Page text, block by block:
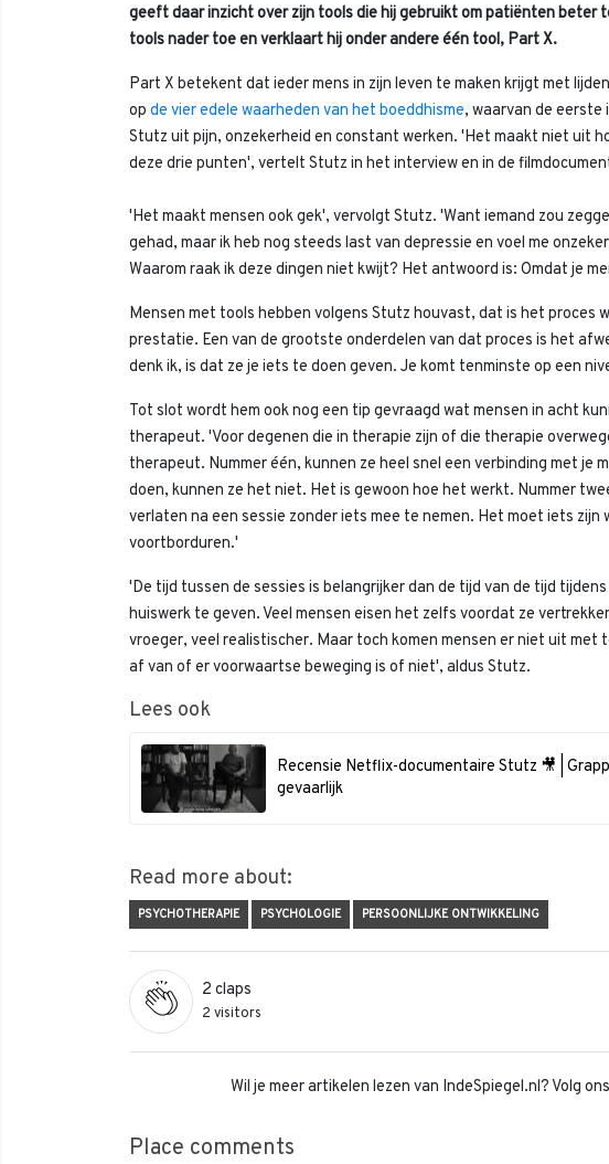
geeft daar inzicht over zijn tools die hij gebruikt om patiënten beter
tools nader toe en verklaart hij onder andere één tool, Part X.
Part X betekent dat ieder mens in zijn leven te maken krijgt met
op de vier edele waarheden van het boeddhisme, waarvan de
Stutz uit pijn, onzekerheid en constant werken. 'Het maakt niet uit
deze drie punten', vertelt Stutz in het interview en in de
'Het maakt mensen ook gek', vervolgt Stutz. 'Want iemand zou
gehad, maar ik heb nog steeds last van depressie en voel me
Waarom raak ik deze dingen niet kwijt? Het antwoord is: Omdat je
Mensen met tools hebben volgens Stutz houvast, dat is het proces
prestatie. Een van de grootste onderdelen van dat proces is het
denk ik, is dat ze je iets te doen geven. Je komt tenminste op een
Tot slot wordt hem ook nog een tip gevraagd wat mensen in acht
therapeut. 'Voor degenen die in therapie zijn of die therapie
therapeut. Nummer één, kunnen ze heel snel een verbinding met je
doen, kunnen ze het niet. Het is gewoon hoe het werkt. Nummer
verlaten na een sessie zonder iets mee te nemen. Het moet iets zijn
voortborduren.'
'De tijd tussen de sessies is belangrijker dan de tijd van de tijd
huiswerk te geven. Veel mensen eisen het zelfs voordat ze
vroeger, veel realistischer. Maar toch komen mensen er niet uit met
af van of er voorwaartse beweging is of niet', aldus Stutz.
Lees ook
Recensie Netflix-documentaire Stutz 🎥 |
gevaarlijk
Read more about:
PSYCHOTHERAPIE PSYCHOLOGIE PERSOONLIJKE ONTWIKKELING
2 claps
2 visitors
Wil je meer artikelen lezen van IndeSpiegel.nl? Volg
Place comments